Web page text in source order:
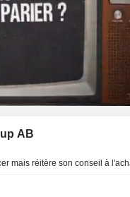
AB
mais réitère son conseil à